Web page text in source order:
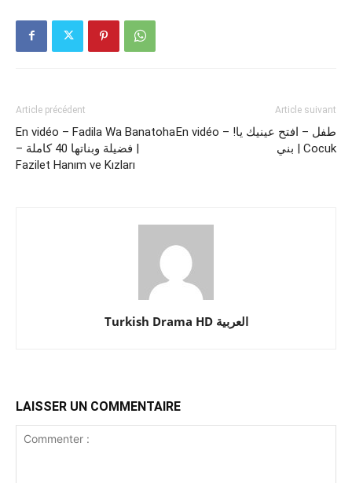
Article précédent
En vidéo – Fadila Wa Banatoha
– فضيلة وبناتها 40 كاملة |
Fazilet Hanım ve Kızları
Article suivant
En vidéo – !طفل – افتح عينيك يا
بني | Cocuk
Turkish Drama HD العربية
LAISSER UN COMMENTAIRE